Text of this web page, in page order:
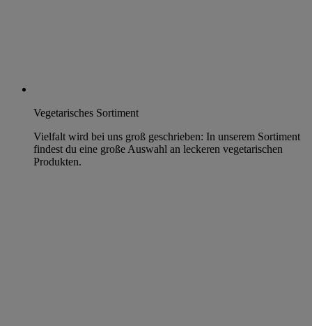
Vegetarisches Sortiment
Vielfalt wird bei uns groß geschrieben: In unserem Sortiment
findest du eine große Auswahl an leckeren vegetarischen
Produkten.